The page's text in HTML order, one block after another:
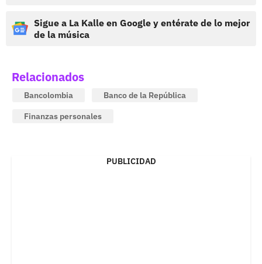
Sigue a La Kalle en Google y entérate de lo mejor
de la música
Relacionados
Bancolombia
Banco de la República
Finanzas personales
PUBLICIDAD